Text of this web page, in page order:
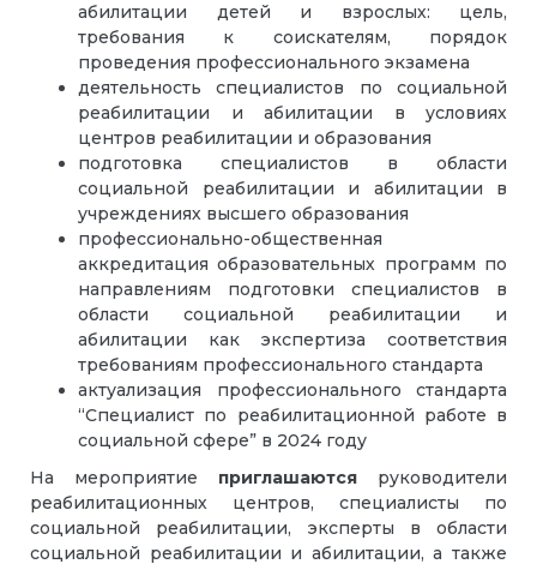
абилитации детей и взрослых: цель,
требования к соискателям, порядок
проведения профессионального экзамена
деятельность специалистов по социальной
реабилитации и абилитации в условиях
центров реабилитации и образования
подготовка специалистов в области
социальной реабилитации и абилитации в
учреждениях высшего образования
профессионально-общественная
аккредитация образовательных программ по
направлениям подготовки специалистов в
области социальной реабилитации и
абилитации как экспертиза соответствия
требованиям профессионального стандарта
актуализация профессионального стандарта
“Специалист по реабилитационной работе в
социальной сфере” в 2024 году
На мероприятие
приглашаются
руководители
реабилитационных центров, специалисты по
социальной реабилитации, эксперты в области
социальной реабилитации и абилитации, а также